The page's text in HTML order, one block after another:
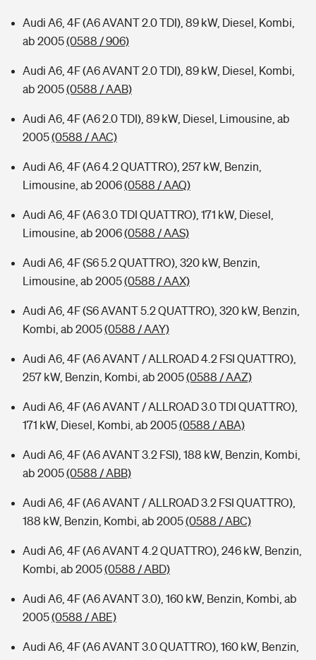
Audi A6, 4F (A6 AVANT 2.0 TDI), 89 kW, Diesel, Kombi,
ab 2005(0588 / 906)
Audi A6, 4F (A6 AVANT 2.0 TDI), 89 kW, Diesel, Kombi,
ab 2005(0588 / AAB)
Audi A6, 4F (A6 2.0 TDI), 89 kW, Diesel, Limousine, ab
2005(0588 / AAC)
Audi A6, 4F (A6 4.2 QUATTRO), 257 kW, Benzin,
Limousine, ab 2006(0588 / AAQ)
Audi A6, 4F (A6 3.0 TDI QUATTRO), 171 kW, Diesel,
Limousine, ab 2006(0588 / AAS)
Audi A6, 4F (S6 5.2 QUATTRO), 320 kW, Benzin,
Limousine, ab 2005(0588 / AAX)
Audi A6, 4F (S6 AVANT 5.2 QUATTRO), 320 kW, Benzin,
Kombi, ab 2005(0588 / AAY)
Audi A6, 4F (A6 AVANT / ALLROAD 4.2 FSI QUATTRO),
257 kW, Benzin, Kombi, ab 2005(0588 / AAZ)
Audi A6, 4F (A6 AVANT / ALLROAD 3.0 TDI QUATTRO),
171 kW, Diesel, Kombi, ab 2005(0588 / ABA)
Audi A6, 4F (A6 AVANT 3.2 FSI), 188 kW, Benzin, Kombi,
ab 2005(0588 / ABB)
Audi A6, 4F (A6 AVANT / ALLROAD 3.2 FSI QUATTRO),
188 kW, Benzin, Kombi, ab 2005(0588 / ABC)
Audi A6, 4F (A6 AVANT 4.2 QUATTRO), 246 kW, Benzin,
Kombi, ab 2005(0588 / ABD)
Audi A6, 4F (A6 AVANT 3.0), 160 kW, Benzin, Kombi, ab
2005(0588 / ABE)
Audi A6, 4F (A6 AVANT 3.0 QUATTRO), 160 kW, Benzin,